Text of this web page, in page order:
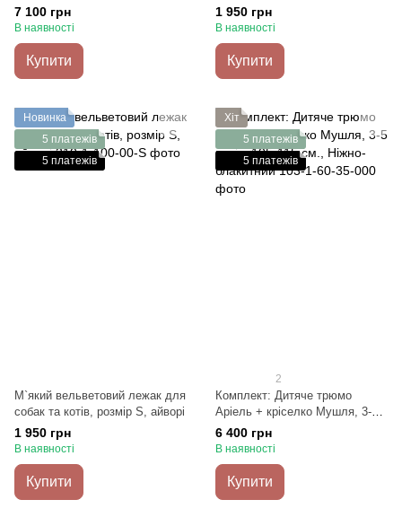
(з бантиком), 2-4 роки, 90-105
см., Пудра
7 100 грн
В наявності
Купити
1 950 грн
В наявності
Купити
Новинка
5 платежів
5 платежів
М`який вельветовий лежак для
собак та котів, розмір S, айворі
1 950 грн
В наявності
Купити
Хіт
5 платежів
5 платежів
2
Комплект: Дитяче трюмо
Аріель + кріселко Мушля, 3-5
років, 105-115 см., Ніжно-
блакитний
6 400 грн
В наявності
Купити